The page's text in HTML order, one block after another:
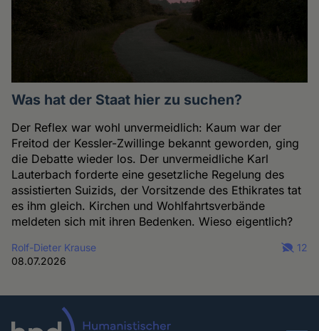
Was hat der Staat hier zu suchen?
Der Reflex war wohl unvermeidlich: Kaum war der
Freitod der Kessler-Zwillinge bekannt geworden, ging
die Debatte wieder los. Der unvermeidliche Karl
Lauterbach forderte eine gesetzliche Regelung des
assistierten Suizids, der Vorsitzende des Ethikrates tat
es ihm gleich. Kirchen und Wohlfahrtsverbände
meldeten sich mit ihren Bedenken. Wieso eigentlich?
Rolf-Dieter Krause
08.07.2026
12